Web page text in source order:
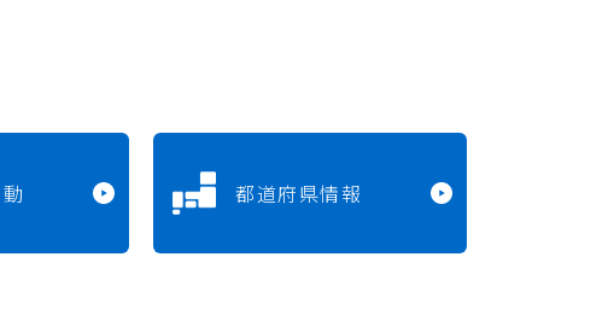
都道府県情報